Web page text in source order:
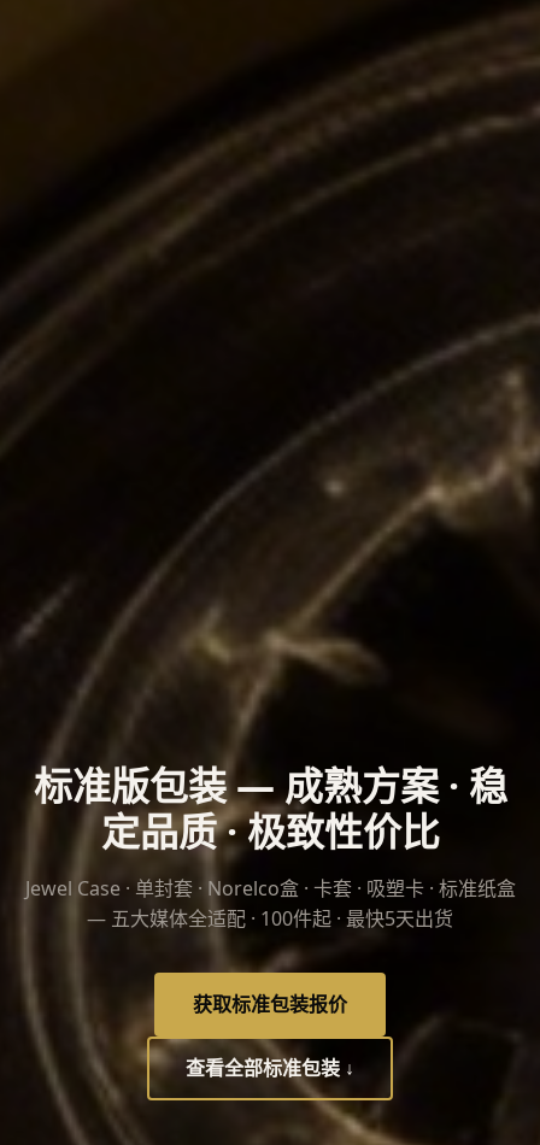
标准版包装 — 成熟方案 · 稳
定品质 · 极致性价比
Jewel Case · 单封套 · Norelco盒 · 卡套 · 吸塑卡 · 标准纸盒
— 五大媒体全适配 · 100件起 · 最快5天出货
获取标准包装报价
查看全部标准包装 ↓